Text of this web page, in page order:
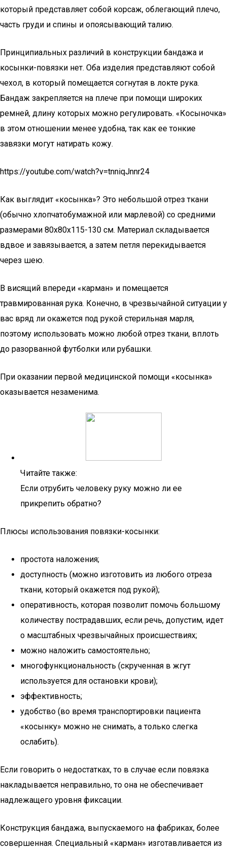
который представляет собой корсаж, облегающий плечо,
часть груди и спины и опоясывающий талию.
Принципиальных различий в конструкции бандажа и
косынки-повязки нет. Оба изделия представляют собой
чехол, в который помещается согнутая в локте рука.
Бандаж закрепляется на плече при помощи широких
ремней, длину которых можно регулировать. «Косыночка»
в этом отношении менее удобна, так как ее тонкие
завязки могут натирать кожу.
https://youtube.com/watch?v=tnniqJnnr24
Как выглядит «косынка»? Это небольшой отрез ткани
(обычно хлопчатобумажной или марлевой) со средними
размерами 80х80х115-130 см. Материал складывается
вдвое и завязывается, а затем петля перекидывается
через шею.
В висящий впереди «карман» и помещается
травмированная рука. Конечно, в чрезвычайной ситуации у
вас вряд ли окажется под рукой стерильная марля,
поэтому использовать можно любой отрез ткани, вплоть
до разорванной футболки или рубашки.
При оказании первой медицинской помощи «косынка»
оказывается незаменима.
Читайте также:
Если отрубить человеку руку можно ли ее
прикрепить обратно?
Плюсы использования повязки-косынки:
простота наложения;
доступность (можно изготовить из любого отреза
ткани, который окажется под рукой);
оперативность, которая позволит помочь большому
количеству пострадавших, если речь, допустим, идет
о масштабных чрезвычайных происшествиях;
можно наложить самостоятельно;
многофункциональность (скрученная в жгут
используется для остановки крови);
эффективность;
удобство (во время транспортировки пациента
«косынку» можно не снимать, а только слегка
ослабить).
Если говорить о недостатках, то в случае если повязка
накладывается неправильно, то она не обеспечивает
надлежащего уровня фиксации.
Конструкция бандажа, выпускаемого на фабриках, более
совершенная. Специальный «карман» изготавливается из